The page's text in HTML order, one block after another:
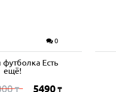
0
Есть
ещё!
₸ 5490 ₸